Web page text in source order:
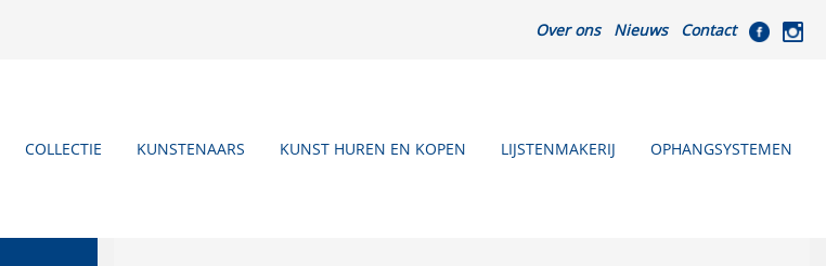
Over ons Nieuws Contact
COLLECTIE KUNSTENAARS KUNST HUREN EN KOPEN LIJSTENMAKERIJ OPHANGSYSTEMEN